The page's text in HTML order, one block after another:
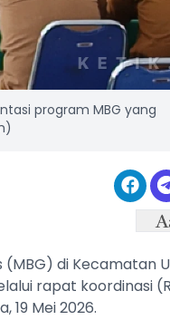
program MBG yang
di Kecamatan
rapat koordinasi
19 Mei 2026.